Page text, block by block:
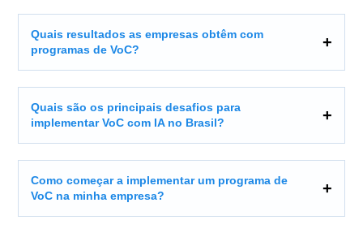
Quais resultados as empresas obtêm com
programas de VoC?
Quais são os principais desafios para
implementar VoC com IA no Brasil?
Como começar a implementar um programa de
VoC na minha empresa?